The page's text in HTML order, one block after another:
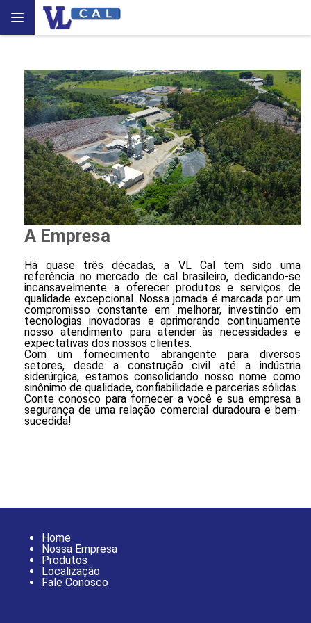
A Empresa
Há quase três décadas, a VL Cal tem sido uma
referência no mercado de cal brasileiro, dedicando-se
incansavelmente a oferecer produtos e serviços de
qualidade excepcional. Nossa jornada é marcada por um
compromisso constante em melhorar, investindo em
tecnologias inovadoras e aprimorando continuamente
nosso atendimento para atender às necessidades e
expectativas dos nossos clientes.
Com um fornecimento abrangente para diversos
setores, desde a construção civil até a indústria
siderúrgica, estamos consolidando nosso nome como
sinônimo de qualidade, confiabilidade e parcerias sólidas.
Conte conosco para fornecer a você e sua empresa a
segurança de uma relação comercial duradoura e bem-
sucedida!
Home
Nossa Empresa
Produtos
Localização
Fale Conosco